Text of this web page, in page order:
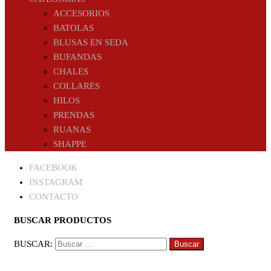
ACCESORIOS
BATOLAS
BLUSAS EN SEDA
BUFANDAS
CHALES
COLLARES
HILOS
PRENDAS
RUANAS
SHAPPE
FACEBOOK
INSTAGRAM
CONTACTO
BUSCAR PRODUCTOS
BUSCAR: